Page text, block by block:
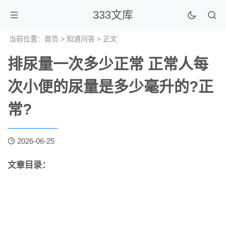
333文库
当前位置： 首页 > 知道问答 > 正文
排尿量一次多少正常 正常人每
次小便的尿量是多少毫升的?正
常?
2026-06-25
文章目录：